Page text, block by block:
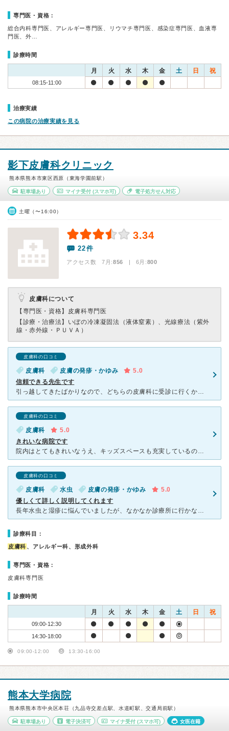
専門医・資格：
総合内科専門医、アレルギー専門医、リウマチ専門医、感染症専門医、血液専
門医、外…
診療時間
月 火 水 木 金 土 日 祝
08:15-11:00
治療実績
この病院の治療実績を見る
影下皮膚科クリニック
熊本県熊本市東区西原（東海学園前駅）
駐車場あり マイナ受付(スマホ可) 電子処方せん対応
土曜（〜16:00）
3.34
22件
アクセス数 7月:856 | 6月:800
皮膚科について
【専門医・資格】 皮膚科専門医
【診療・治療法】 いぼの冷凍凝固法（液体窒素）、光線療法（紫外
線・赤外線・ＰＵＶＡ）
皮膚科の口コミ
皮膚科 皮膚の発疹・かゆみ
5.0
信頼できる先生です
引っ越してきたばかりなので、どちらの皮膚科に受診に行くか不安でした。 こちらは、他の方の口コミ等を参考に伺いました。 おそらく曜日や時間帯にもよりますが・・正直、待ち時間が長かったです。
皮膚科の口コミ
皮膚科
5.0
きれいな病院です
院内はとてもきれいなうえ、キッズスペースも充実しているので子供も退屈しないで待つことができます。大人用の雑誌も充実しています。 子供のアトピーやうつるいぼができたときなどで通いました。 うつるいぼ
皮膚科の口コミ
皮膚科 水虫 皮膚の発疹・かゆみ
5.0
優しくて詳しく説明してくれます
長年水虫と湿疹に悩んでいましたが、なかなか診療所に行かないでいました。 足の親指も肥厚していたので、爪水虫とやらではないだろうかと思っていました。 しかし、爪水虫は飲み薬でないと治らないと思っ
診療科目：
皮膚科 、アレルギー科、形成外科
専門医・資格：
皮膚科専門医
診療時間
月 火 水 木 金 土 日 祝
09:00-12:30
14:30-18:00
09:00-12:00 13:30-16:00
熊本大学病院
熊本県熊本市中央区本荘（九品寺交差点駅、水道町駅、交通局前駅）
駐車場あり 電子決済可 マイナ受付 (スマホ可) 女医在籍